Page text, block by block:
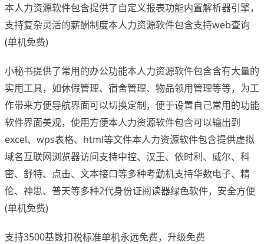
本人力资源软件包含提供了自定义报表功能内置解析器引擎，
支持复杂灵活的薪酬制度本人力资源软件包含支持web查询
(单机免费)
小秘书提供了常用的办公功能本人力资源软件包含含有大量的
实用工具，如休假管理、宿舍管理、物品领用管理等等，为工
作带来方便导航界面可以切换定制，便于设置自己常用的功能
软件界面美观，使用方便本人力资源软件包含可以输出到
excel、wps表格、html等文件本人力资源软件包含提供虚拟
域名互联网浏览器访问支持中控、汉王、依时利、威尔、科
密、舒特、点击、文本接口等多种考勤机支持华数电子、精
伦、神思、普天等多种2代身份证阅读器绿色软件，安全方便
(单机免费)
支持3500基数扣税标准单机永远免费，升级免费